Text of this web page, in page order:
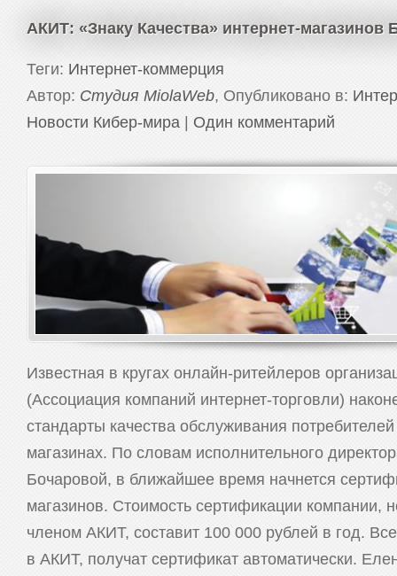
АКИТ: «Знаку Качества» интернет-
Теги: Интернет-коммерция
Автор: Студия MiolaWeb, Опубликовано в:
Новости Кибер-мира
Один комментарий
Известная в кругах онлайн-ритейлеров
(Ассоциация компаний интернет-торговли)
стандарты качества обслуживания
магазинах. По словам исполнительного
Бочаровой, в ближайшее время начнется
магазинов. Стоимость сертификации компании,
членом АКИТ, составит 100 000 рублей в год.
в АКИТ, получат сертификат автоматически.